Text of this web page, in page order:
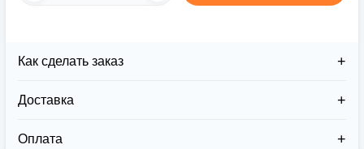
Как сделать заказ
Доставка
курьерскими службами:
Оплата